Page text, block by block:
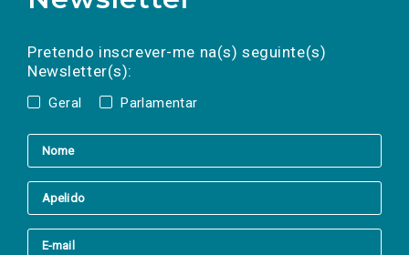
Pretendo inscrever-me na(s) seguinte(s)
Newsletter(s):
Geral Parlamentar
a(s) newsletter(s).
mail